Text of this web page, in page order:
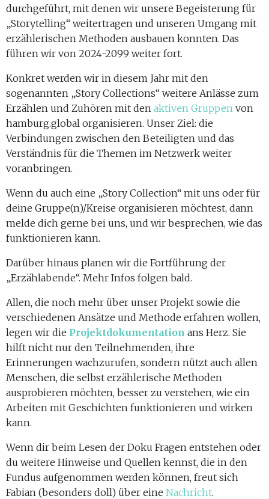
durchgeführt, mit denen wir unsere Begeisterung für
„Storytelling“ weitertragen und unseren Umgang mit
erzählerischen Methoden ausbauen konnten. Das
führen wir von 2024-2099 weiter fort.
Konkret werden wir in diesem Jahr mit den
sogenannten „Story Collections“ weitere Anlässe zum
Erzählen und Zuhören mit den aktiven Gruppen von
hamburg.global organisieren. Unser Ziel: die
Verbindungen zwischen den Beteiligten und das
Verständnis für die Themen im Netzwerk weiter
voranbringen.
Wenn du auch eine „Story Collection“ mit uns oder für
deine Gruppe(n)/Kreise organisieren möchtest, dann
melde dich gerne bei uns, und wir besprechen, wie das
funktionieren kann.
Darüber hinaus planen wir die Fortführung der
„Erzählabende“. Mehr Infos folgen bald.
Allen, die noch mehr über unser Projekt sowie die
verschiedenen Ansätze und Methode erfahren wollen,
legen wir die Projektdokumentation ans Herz. Sie
hilft nicht nur den Teilnehmenden, ihre
Erinnerungen wachzurufen, sondern nützt auch allen
Menschen, die selbst erzählerische Methoden
ausprobieren möchten, besser zu verstehen, wie ein
Arbeiten mit Geschichten funktionieren und wirken
kann.
Wenn dir beim Lesen der Doku Fragen entstehen oder
du weitere Hinweise und Quellen kennst, die in den
Fundus aufgenommen werden können, freut sich
Fabian (besonders doll) über eine Nachricht.